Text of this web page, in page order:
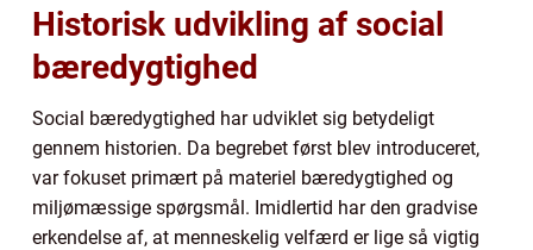
Historisk udvikling af social
bæredygtighed
Social bæredygtighed har udviklet sig betydeligt
gennem historien. Da begrebet først blev introduceret,
var fokuset primært på materiel bæredygtighed og
miljømæssige spørgsmål. Imidlertid har den gradvise
erkendelse af, at menneskelig velfærd er lige så vigtig